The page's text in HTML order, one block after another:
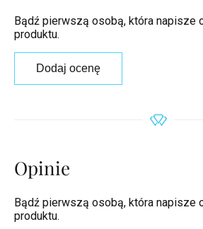
Bądź pierwszą osobą, która napisze
produktu.
Dodaj ocenę
Opinie
Bądź pierwszą osobą, która napisze
produktu.